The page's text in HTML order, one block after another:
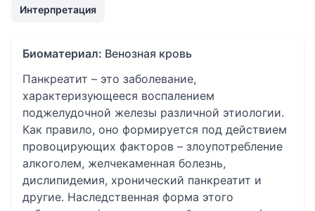
Интерпретация
Биоматериал: Венозная кровь
Панкреатит – это заболевание,
характеризующееся воспалением
поджелудочной железы различной этиологии.
Как правило, оно формируется под действием
провоцирующих факторов – злоупотребление
алкоголем, желчекаменная болезнь,
дислипидемия, хронический панкреатит и
другие. Наследственная форма этого